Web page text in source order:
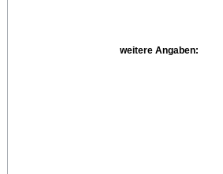
weitere Angaben: